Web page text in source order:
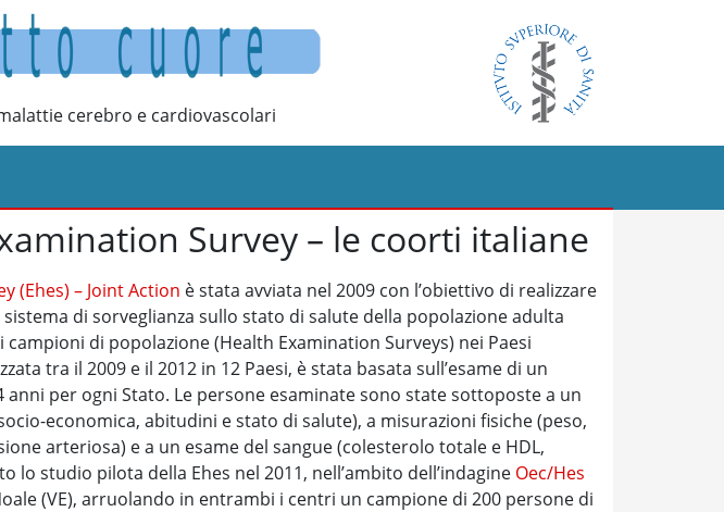
cerebro e cardiovascolari
Survey – le coorti italiane
(Ehes) – Joint Action è stata avviata nel 2009 con l’obiettivo di realizzare
di sorveglianza sullo stato di salute della popolazione adulta
di popolazione (Health Examination Surveys) nei Paesi
tra il 2009 e il 2012 in 12 Paesi, è stata basata sull’esame di un
anni per ogni Stato. Le persone esaminate sono state sottoposte a un
economica, abitudini e stato di salute), a misurazioni fisiche (peso,
arteriosa) e a un esame del sangue (colesterolo totale e HDL,
lo studio pilota della Ehes nel 2011, nell’ambito dell’indagine Oec/Hes
(VE), arruolando in entrambi i centri un campione di 200 persone di